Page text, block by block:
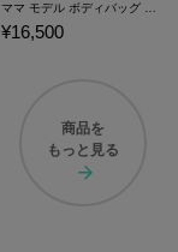
ママ モデル ボディバッグ NieR Re[in]carnation
¥16,500
商品を
もっと見る